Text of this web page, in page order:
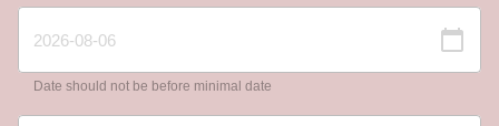
Date should not be before minimal date